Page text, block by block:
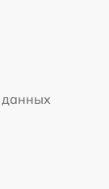
данных